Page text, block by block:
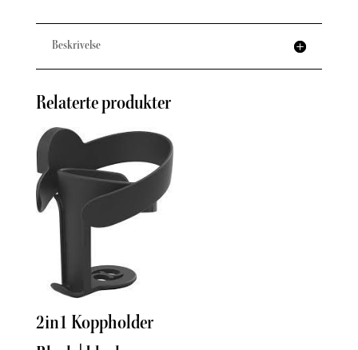
Beskrivelse
Relaterte produkter
2in1 Koppholder